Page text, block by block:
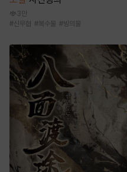
3만
#신무협 #복수물 #빙의물